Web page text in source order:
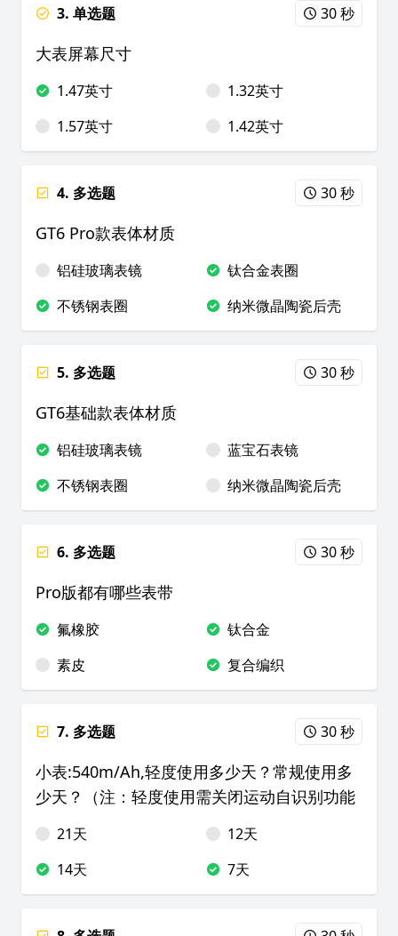
3. 单选题 30 秒
大表屏幕尺寸
1.47英寸
1.32英寸
1.57英寸
1.42英寸
4. 多选题 30 秒
GT6 Pro款表体材质
铝硅玻璃表镜
钛合金表圈
不锈钢表圈
纳米微晶陶瓷后壳
5. 多选题 30 秒
GT6基础款表体材质
铝硅玻璃表镜
蓝宝石表镜
不锈钢表圈
纳米微晶陶瓷后壳
6. 多选题 30 秒
Pro版都有哪些表带
氟橡胶
钛合金
素皮
复合编织
7. 多选题 30 秒
小表:540m/Ah,轻度使用多少天？常规使用多
少天？（注：轻度使用需关闭运动自识别功能
21天
12天
14天
7天